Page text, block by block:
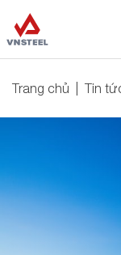
Trang chủ Tin